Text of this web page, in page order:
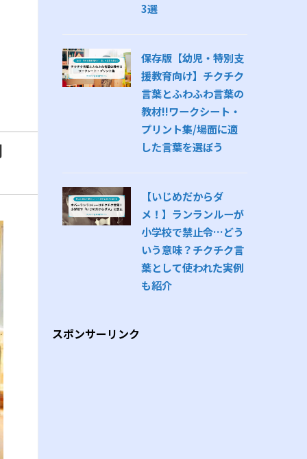
3選
保存版【幼児・特別支
援教育向け】チクチク
言葉とふわふわ言葉の
教材!!ワークシート・
プリント集/場面に適
した言葉を選ぼう
【いじめだからダ
メ！】ランランルーが
小学校で禁止令…どう
いう意味？チクチク言
葉として使われた実例
も紹介
スポンサーリンク